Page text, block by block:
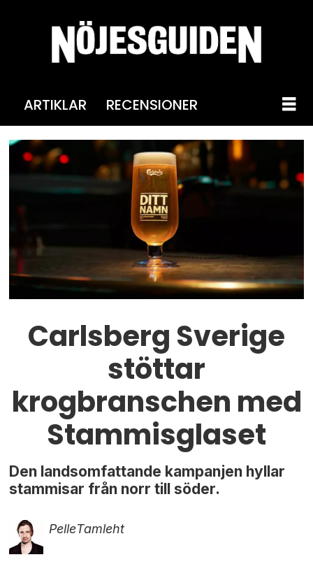
ARTIKLAR RECENSIONER
Carlsberg Sverige
stöttar
krogbranschen med
Stammisglaset
Den landsomfattande kampanjen hyllar
stammisar från norr till söder.
PelleTamleht